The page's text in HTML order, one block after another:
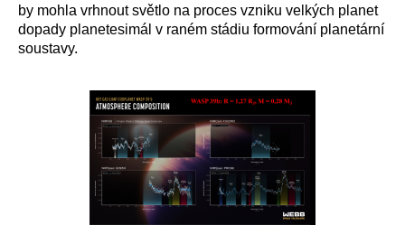
by mohla vrhnout světlo na proces vzniku velkých planet
dopady planetesimál v raném stádiu formování planetární
soustavy.